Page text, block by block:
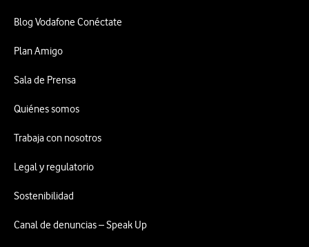
Blog Vodafone Conéctate
Plan Amigo
Sala de Prensa
Quiénes somos
Trabaja con nosotros
Legal y regulatorio
Sostenibilidad
Canal de denuncias – Speak Up